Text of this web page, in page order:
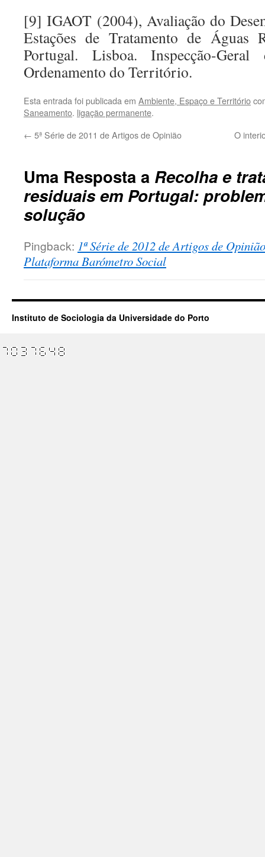
[9] IGAOT (2004), Avaliação do
Estações de Tratamento de Águas
Portugal. Lisboa. Inspecção-
Ordenamento do Território.
Esta entrada foi publicada em Ambiente, Espaço e Território
Saneamento. ligação permanente.
← 5ª Série de 2011 de Artigos de Opinião O
Uma Resposta a Recolha e
residuais em Portugal:
solução
Pingback: 1ª Série de 2012 de Artigos de
Plataforma Barómetro Social
Instituto de Sociologia da Universidade do Porto